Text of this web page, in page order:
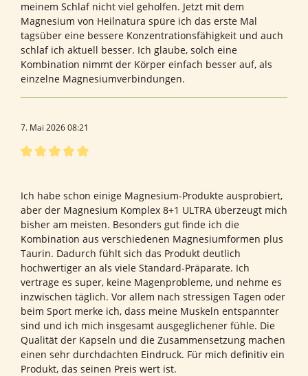
meinem Schlaf nicht viel geholfen. Jetzt mit dem
Magnesium von Heilnatura spüre ich das erste Mal
tagsüber eine bessere Konzentrationsfähigkeit und auch
schlaf ich aktuell besser. Ich glaube, solch eine
Kombination nimmt der Körper einfach besser auf, als
einzelne Magnesiumverbindungen.
7. Mai 2026 08:21
Ich habe schon einige Magnesium-Produkte ausprobiert,
aber der Magnesium Komplex 8+1 ULTRA überzeugt mich
bisher am meisten. Besonders gut finde ich die
Kombination aus verschiedenen Magnesiumformen plus
Taurin. Dadurch fühlt sich das Produkt deutlich
hochwertiger an als viele Standard-Präparate. Ich
vertrage es super, keine Magenprobleme, und nehme es
inzwischen täglich. Vor allem nach stressigen Tagen oder
beim Sport merke ich, dass meine Muskeln entspannter
sind und ich mich insgesamt ausgeglichener fühle. Die
Qualität der Kapseln und die Zusammensetzung machen
einen sehr durchdachten Eindruck. Für mich definitiv ein
Produkt, das seinen Preis wert ist.